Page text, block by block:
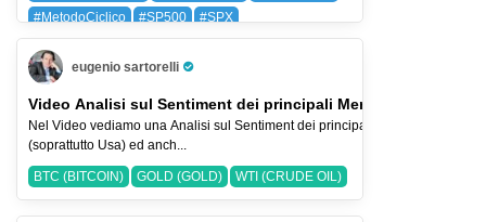
#MetodoCiclico
#SP500
#SPX
BAYG (BAYER AG)
SPX (SP 500)
eugenio sartorelli
Pro Trader
Video Analisi sul Sentiment dei principali Mercati-2-ago-2026
Nel Video vediamo una Analisi sul Sentiment dei principali Indici Azionari
(soprattutto Usa) ed anch...
BTC (BITCOIN) GOLD (GOLD) WTI (CRUDE OIL)